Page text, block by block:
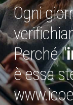
Ogni
Perché l'
è essa